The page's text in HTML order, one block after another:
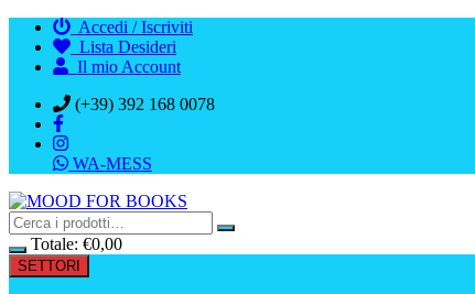
contenuto
Accedi / Iscriviti
Lista Desideri
Il mio Account
(+39) 392 168 0078
WA-MESS
Totale: €0,00
SETTORI